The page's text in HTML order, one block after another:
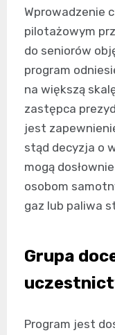
Wprowadzenie
pilotażowym
do seniorów
program
na większą
zastępca
jest
stąd decyzja o
mogą
osobom
gaz lub paliwa
Grupa
Program jest